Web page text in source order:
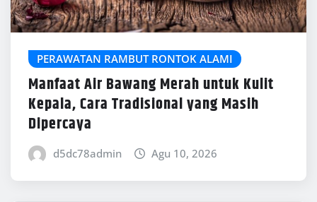
PERAWATAN RAMBUT RONTOK ALAMI
Manfaat Air Bawang Merah untuk Kulit
Kepala, Cara Tradisional yang Masih
Dipercaya
d5dc78admin Agu 10, 2026